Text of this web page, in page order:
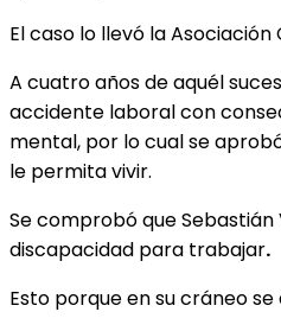
El caso lo llevó la Asociación
A cuatro años de aquél
accidente laboral con
mental, por lo cual se
le permita vivir.
Se comprobó que Sebastián
discapacidad para trabajar.
Esto porque en su cráneo se